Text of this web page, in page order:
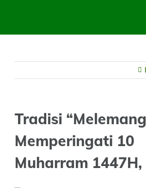
content
Tradisi
Memperingati 10
Muharram 1447H,